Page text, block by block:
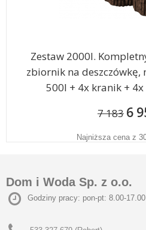
Zestaw 2000l.
zbiornik na deszczówkę,
500l + 4x kranik +
7 183 6
Najniższa cena z
Dom i Woda Sp. z o.o.
Godziny pracy: pon-pt: 8.00-17.00